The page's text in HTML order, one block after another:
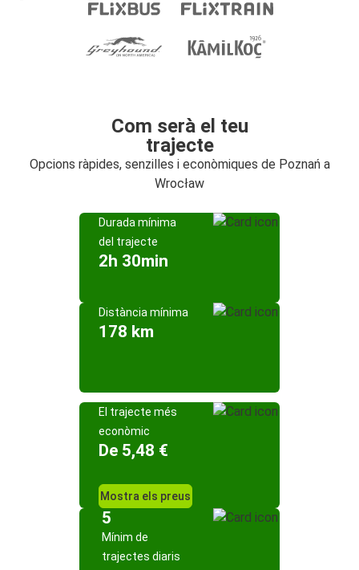
Com serà el teu
trajecte
Opcions ràpides, senzilles i econòmiques de Poznań a
Wrocław
Durada mínima
del trajecte
2h 30min
Distància mínima
178 km
El trajecte més
econòmic
De 5,48 €
Mostra els preus
5
Mínim de
trajectes diaris